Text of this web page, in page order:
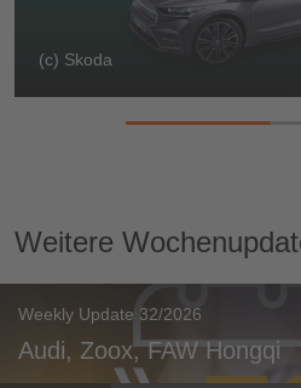
(c) Skoda
Weitere
Weekly Update 32/2026
Audi, Zoox, FAW Hongqi